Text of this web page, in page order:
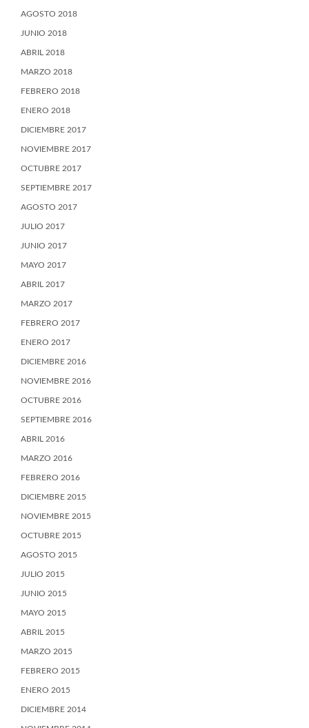
AGOSTO 2018
JUNIO 2018
ABRIL 2018
MARZO 2018
FEBRERO 2018
ENERO 2018
DICIEMBRE 2017
NOVIEMBRE 2017
OCTUBRE 2017
SEPTIEMBRE 2017
AGOSTO 2017
JULIO 2017
JUNIO 2017
MAYO 2017
ABRIL 2017
MARZO 2017
FEBRERO 2017
ENERO 2017
DICIEMBRE 2016
NOVIEMBRE 2016
OCTUBRE 2016
SEPTIEMBRE 2016
ABRIL 2016
MARZO 2016
FEBRERO 2016
DICIEMBRE 2015
NOVIEMBRE 2015
OCTUBRE 2015
AGOSTO 2015
JULIO 2015
JUNIO 2015
MAYO 2015
ABRIL 2015
MARZO 2015
FEBRERO 2015
ENERO 2015
DICIEMBRE 2014